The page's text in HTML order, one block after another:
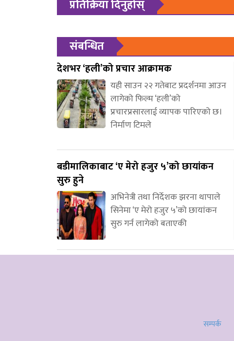
प्रतिक्रिया दिनुहोस्
संबन्धित
देशभर ‘हली’को प्रचार आक्रामक
यही साउन २२ गतेबाट प्रदर्शनमा आउन
लागेको फिल्म ‘हली’को
प्रचारप्रसारलाई व्यापक पारिएको छ।
निर्माण टिमले
बडीमालिकाबाट ‘ए मेरो हजुर ५’को छायांकन
सुरु हुने
अभिनेत्री तथा निर्देशक झरना थापाले
सिनेमा ‘ए मेरो हजुर ५’को छायांकन
सुरु गर्न लागेको बताएकी
सम्पर्क